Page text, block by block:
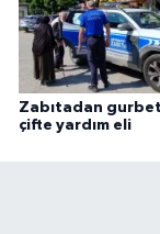
Zabıtadan
çifte yardım eli